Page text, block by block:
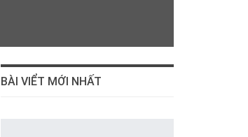
BÀI VIỂT MỚI NHẤT